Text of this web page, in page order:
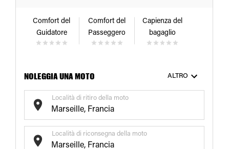
Comfort del
Guidatore
Comfort del
Passeggero
Capienza del
bagaglio
NOLEGGIA UNA MOTO ALTRO
Località di ritiro della moto
Località di riconsegna della moto